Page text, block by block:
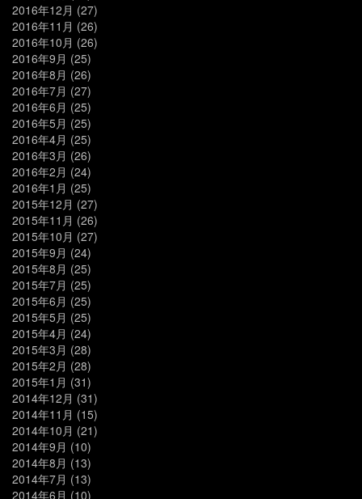
2016年12月 (27)
2016年11月 (26)
2016年10月 (26)
2016年9月 (25)
2016年8月 (26)
2016年7月 (27)
2016年6月 (25)
2016年5月 (25)
2016年4月 (25)
2016年3月 (26)
2016年2月 (24)
2016年1月 (25)
2015年12月 (27)
2015年11月 (26)
2015年10月 (27)
2015年9月 (24)
2015年8月 (25)
2015年7月 (25)
2015年6月 (25)
2015年5月 (25)
2015年4月 (24)
2015年3月 (28)
2015年2月 (28)
2015年1月 (31)
2014年12月 (31)
2014年11月 (15)
2014年10月 (21)
2014年9月 (10)
2014年8月 (13)
2014年7月 (13)
2014年6月 (10)